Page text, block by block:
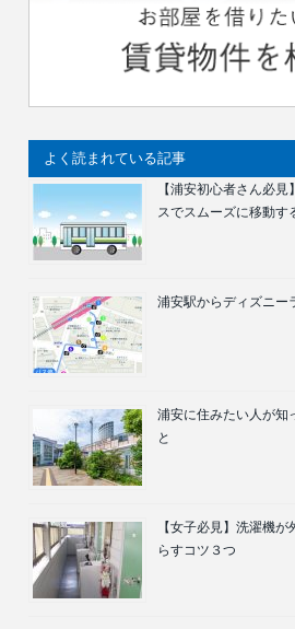
よく読まれている記事
【浦安初心者さん必
スでスムーズに移動す
浦安駅からディズニー
浦安に住みたい人が知
と
【女子必見】洗濯機
らすコツ３つ